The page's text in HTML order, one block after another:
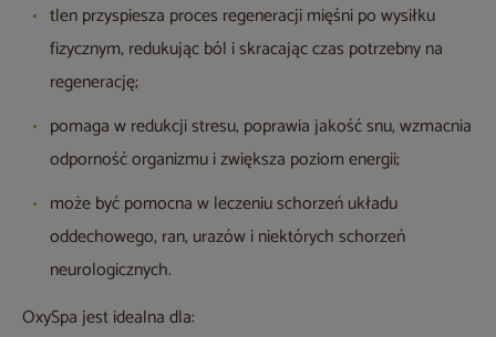
tlen przyspiesza proces regeneracji mięśni po wysiłku
fizycznym, redukując ból i skracając czas potrzebny na
regenerację;
pomaga w redukcji stresu, poprawia jakość snu, wzmacnia
odporność organizmu i zwiększa poziom energii;
może być pomocna w leczeniu schorzeń układu
oddechowego, ran, urazów i niektórych schorzeń
neurologicznych.
OxySpa jest idealna dla: